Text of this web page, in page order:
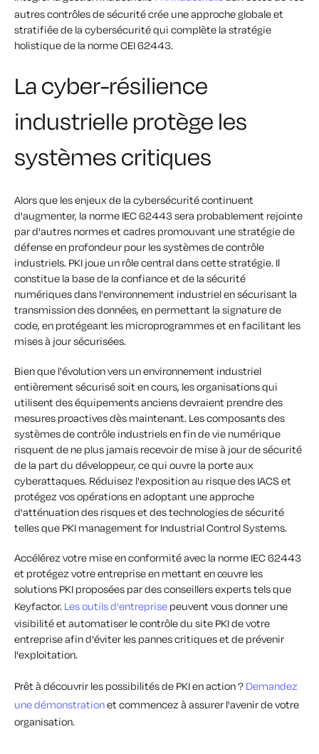
autres contrôles de sécurité crée une approche globale et
stratifiée de la cybersécurité qui complète la stratégie
holistique de la norme CEI 62443.
La cyber-résilience
industrielle protège les
systèmes critiques
Alors que les enjeux de la cybersécurité continuent
d'augmenter, la norme IEC 62443 sera probablement rejointe
par d'autres normes et cadres promouvant une stratégie de
défense en profondeur pour les systèmes de contrôle
industriels. PKI joue un rôle central dans cette stratégie. Il
constitue la base de la confiance et de la sécurité
numériques dans l'environnement industriel en sécurisant la
transmission des données, en permettant la signature de
code, en protégeant les microprogrammes et en facilitant les
mises à jour sécurisées.
Bien que l'évolution vers un environnement industriel
entièrement sécurisé soit en cours, les organisations qui
utilisent des équipements anciens devraient prendre des
mesures proactives dès maintenant. Les composants des
systèmes de contrôle industriels en fin de vie numérique
risquent de ne plus jamais recevoir de mise à jour de sécurité
de la part du développeur, ce qui ouvre la porte aux
cyberattaques. Réduisez l'exposition au risque des IACS et
protégez vos opérations en adoptant une approche
d'atténuation des risques et des technologies de sécurité
telles que PKI management for Industrial Control Systems.
Accélérez votre mise en conformité avec la norme IEC 62443
et protégez votre entreprise en mettant en œuvre les
solutions PKI proposées par des conseillers experts tels que
Keyfactor. Les outils d'entreprise peuvent vous donner une
visibilité et automatiser le contrôle du site PKI de votre
entreprise afin d'éviter les pannes critiques et de prévenir
l'exploitation.
Prêt à découvrir les possibilités de PKI en action ? Demandez
une démonstrationet commencez à assurer l'avenir de votre
organisation.